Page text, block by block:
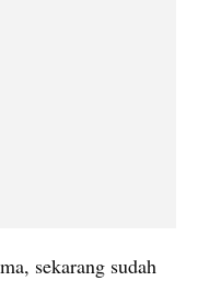
sekarang sudah